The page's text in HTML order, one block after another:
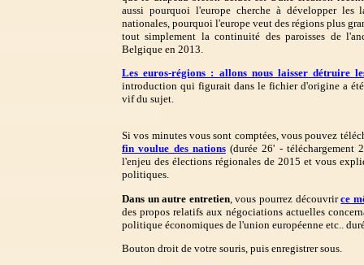
aussi pourquoi l'europe cherche à développer les
nationales, pourquoi l'europe veut des régions plus
tout simplement la continuité des paroisses de
Belgique en 2013.
Les euros-régions : allons nous laisser détruire
introduction qui figurait dans le fichier d'origine a
vif du sujet.
Si vos minutes vous sont comptées, vous pouvez
fin voulue des nations(durée 26' - téléchargement
l'enjeu des élections régionales de 2015 et vous
politiques.
Dans un autre entretien, vous pourrez découvrirce
des propos relatifs aux négociations actuelles
politique économiques de l'union européenne etc..
Bouton droit de votre souris, puis enregistrer sous.